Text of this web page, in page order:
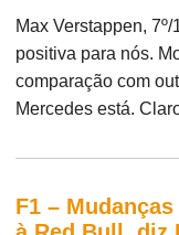
Max Verstappen,
positiva para nós.
comparação com
Mercedes está.
F1 –